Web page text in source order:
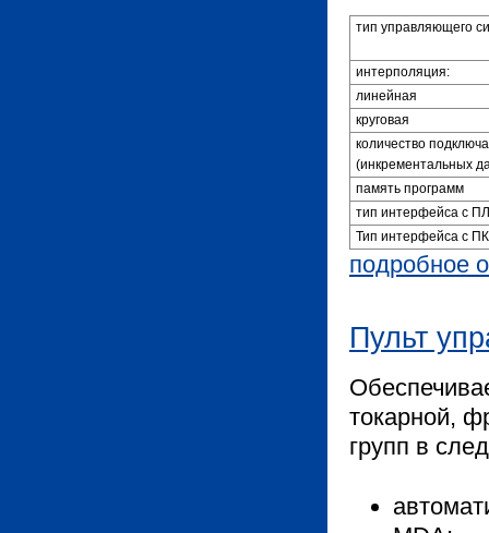
тип управляющего
интерполяция:
линейная
круговая
количество
(инкрементальных
память программ
тип интерфейса с
Тип интерфейса с
подробное
Пульт
токарной,
групп в